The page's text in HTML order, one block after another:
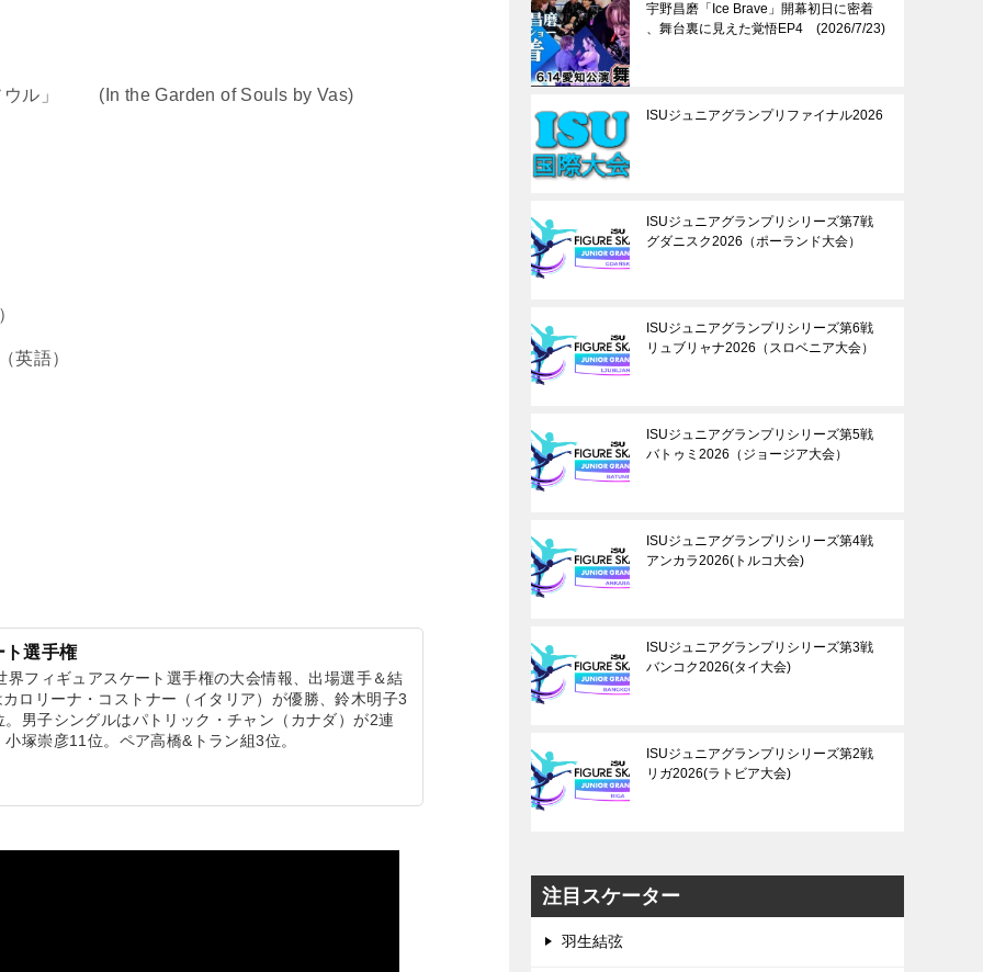
ウル」 (In the Garden of Souls by Vas)
英語）
ト選手権
フィギュアスケート選手権の大会情報、出場選手＆結
ロリーナ・コストナー（イタリア）が優勝、鈴木明子3
男子シングルはパトリック・チャン（カナダ）が2連
塚崇彦11位。ペア高橋&トラン組3位。
宇野昌磨「Ice Brave」開幕初日に密着
、舞台裏に見えた覚悟EP4 (2026/7/23)
ISUジュニアグランプリファイナル2026
ISUジュニアグランプリシリーズ第7戦
グダニスク2026（ポーランド大会）
ISUジュニアグランプリシリーズ第6戦
リュブリャナ2026（スロベニア大会）
ISUジュニアグランプリシリーズ第5戦
バトゥミ2026（ジョージア大会）
ISUジュニアグランプリシリーズ第4戦
アンカラ2026(トルコ大会)
ISUジュニアグランプリシリーズ第3戦
バンコク2026(タイ大会)
ISUジュニアグランプリシリーズ第2戦
リガ2026(ラトビア大会)
注目スケーター
羽生結弦